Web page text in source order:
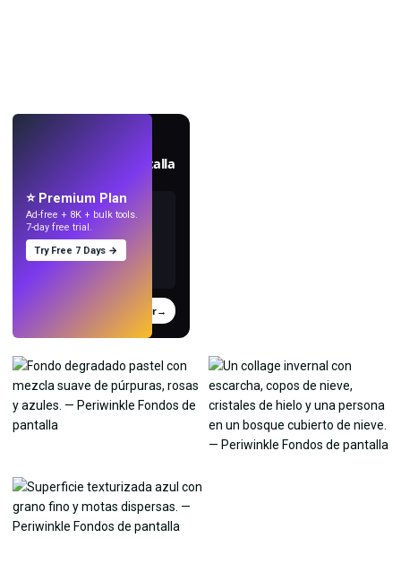
Crea fondos de pantalla
Probar→
⭐ Premium Plan
Ad-free + 8K + bulk tools.
7-day free trial.
Try Free 7 Days →